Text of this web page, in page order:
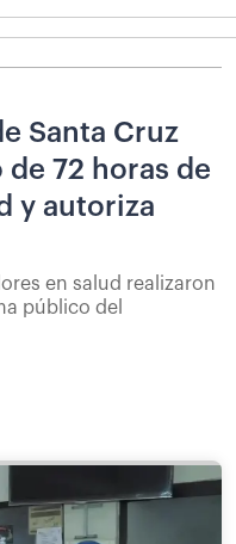
Santa Cruz
72 horas de
y autoriza
en salud realizaron
público del